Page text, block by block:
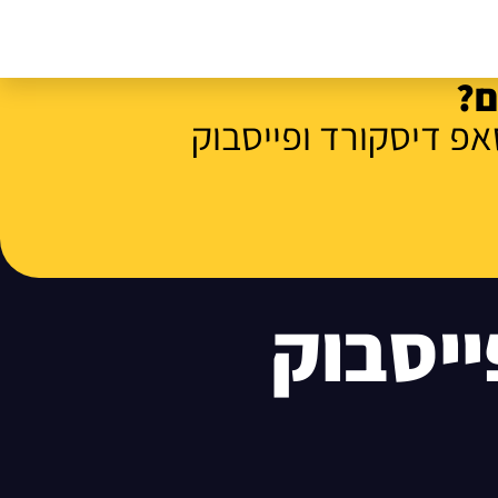
דיסקורד ופייסבוק